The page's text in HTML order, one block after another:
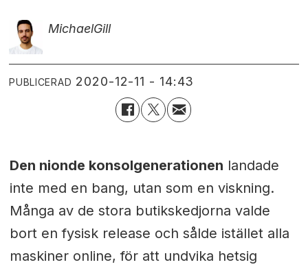
MichaelGill
PUBLICERAD 2020-12-11 - 14:43
Den nionde konsolgenerationen landade
inte med en bang, utan som en viskning.
Många av de stora butikskedjorna valde
bort en fysisk release och sålde istället alla
maskiner online, för att undvika hetsig